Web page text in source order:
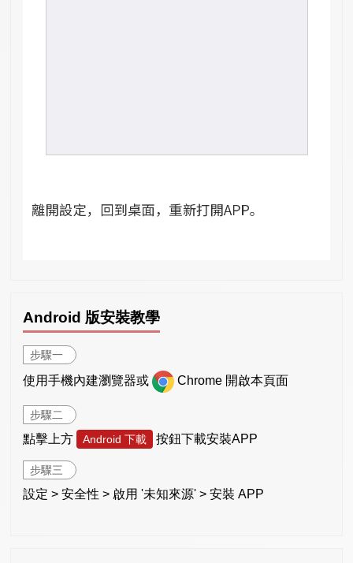
Android 版安裝教學
步驟一
使用手機內建瀏覽器或 Chrome 開啟本頁面
步驟二
點擊上方 Android 下載 按鈕下載安裝APP
步驟三
設定 > 安全性 > 啟用 '未知來源' > 安裝 APP